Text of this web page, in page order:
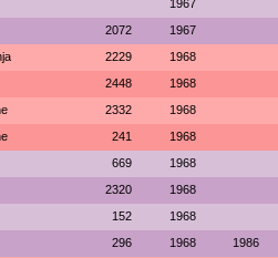
1967
2072 1967
2229 1968
2448 1968
2332 1968
241 1968
669 1968
2320 1968
152 1968
296 1968 1986